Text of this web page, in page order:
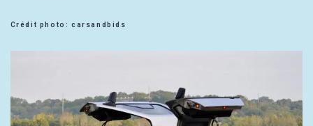
Crédit photo: carsandbids